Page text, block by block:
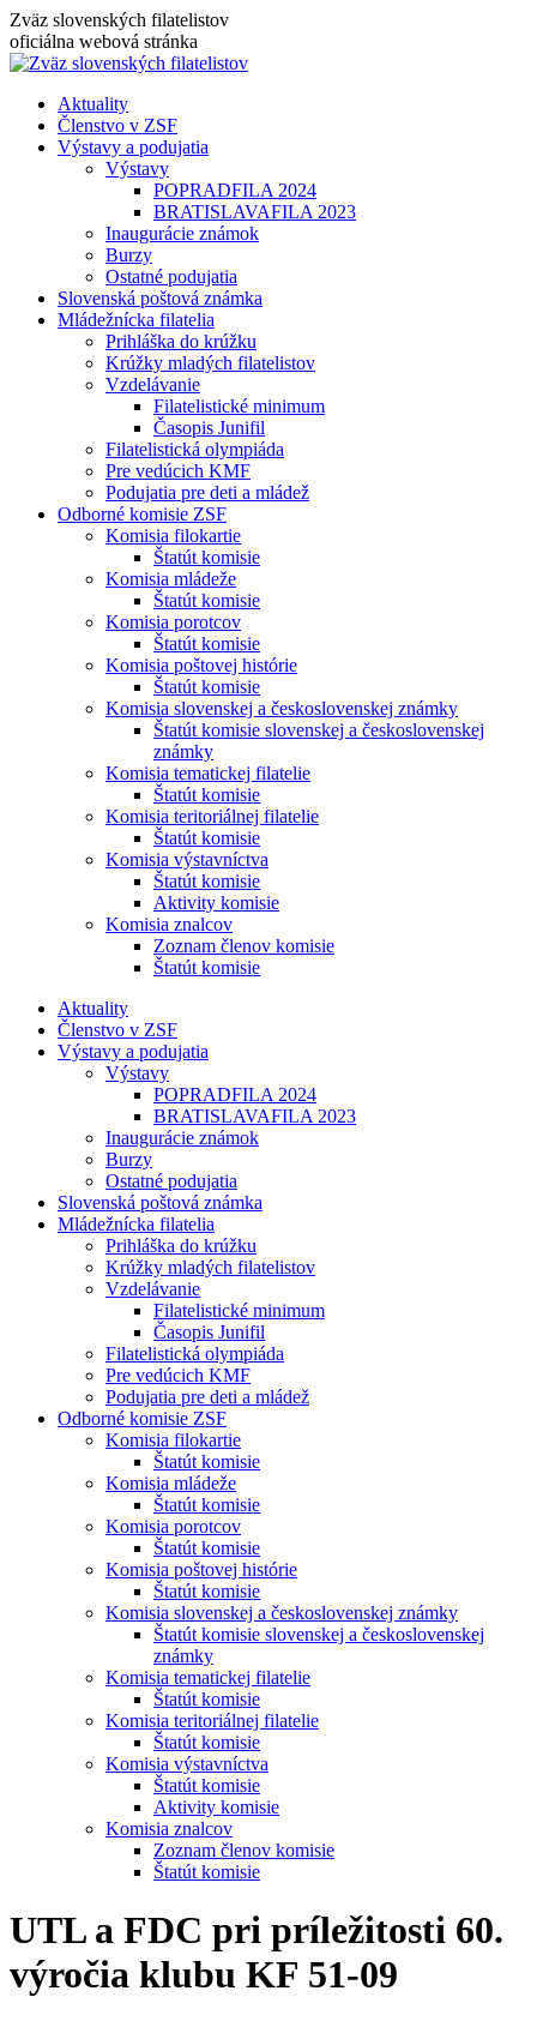
Skip
to
content
Zväz slovenských filatelistov
oficiálna webová stránka
Aktuality
Členstvo v ZSF
Výstavy a podujatia
Výstavy
POPRADFILA 2024
BRATISLAVAFILA 2023
Inaugurácie známok
Burzy
Ostatné podujatia
Slovenská poštová známka
Mládežnícka filatelia
Prihláška do krúžku
Krúžky mladých filatelistov
Vzdelávanie
Filatelistické minimum
Časopis Junifil
Filatelistická olympiáda
Pre vedúcich KMF
Podujatia pre deti a mládež
Odborné komisie ZSF
Komisia filokartie
Štatút komisie
Komisia mládeže
Štatút komisie
Komisia porotcov
Štatút komisie
Komisia poštovej histórie
Štatút komisie
Komisia slovenskej a československej známky
Štatút komisie slovenskej a československej
známky
Komisia tematickej filatelie
Štatút komisie
Komisia teritoriálnej filatelie
Štatút komisie
Komisia výstavníctva
Štatút komisie
Aktivity komisie
Komisia znalcov
Zoznam členov komisie
Štatút komisie
Aktuality
Členstvo v ZSF
Výstavy a podujatia
Výstavy
POPRADFILA 2024
BRATISLAVAFILA 2023
Inaugurácie známok
Burzy
Ostatné podujatia
Slovenská poštová známka
Mládežnícka filatelia
Prihláška do krúžku
Krúžky mladých filatelistov
Vzdelávanie
Filatelistické minimum
Časopis Junifil
Filatelistická olympiáda
Pre vedúcich KMF
Podujatia pre deti a mládež
Odborné komisie ZSF
Komisia filokartie
Štatút komisie
Komisia mládeže
Štatút komisie
Komisia porotcov
Štatút komisie
Komisia poštovej histórie
Štatút komisie
Komisia slovenskej a československej známky
Štatút komisie slovenskej a československej
známky
Komisia tematickej filatelie
Štatút komisie
Komisia teritoriálnej filatelie
Štatút komisie
Komisia výstavníctva
Štatút komisie
Aktivity komisie
Komisia znalcov
Zoznam členov komisie
Štatút komisie
UTL a FDC pri príležitosti 60.
výročia klubu KF 51-09